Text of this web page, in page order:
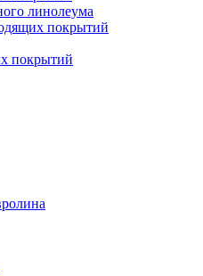
линолеума
покрытий
покрытий